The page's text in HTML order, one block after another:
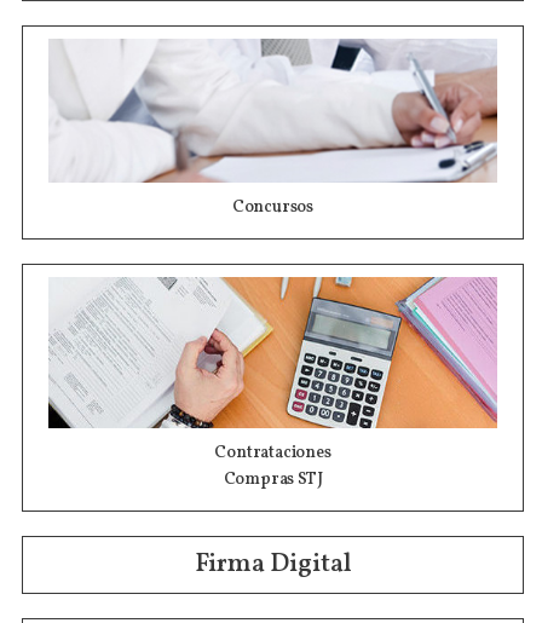
Concursos
Contrataciones
Compras STJ
Firma Digital